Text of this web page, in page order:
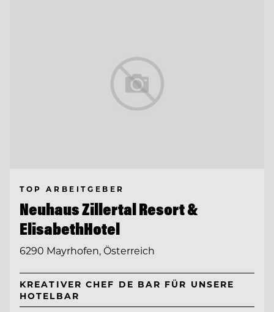
TOP ARBEITGEBER
Neuhaus Zillertal Resort &
ElisabethHotel
6290 Mayrhofen, Österreich
KREATIVER CHEF DE BAR FÜR UNSERE
HOTELBAR